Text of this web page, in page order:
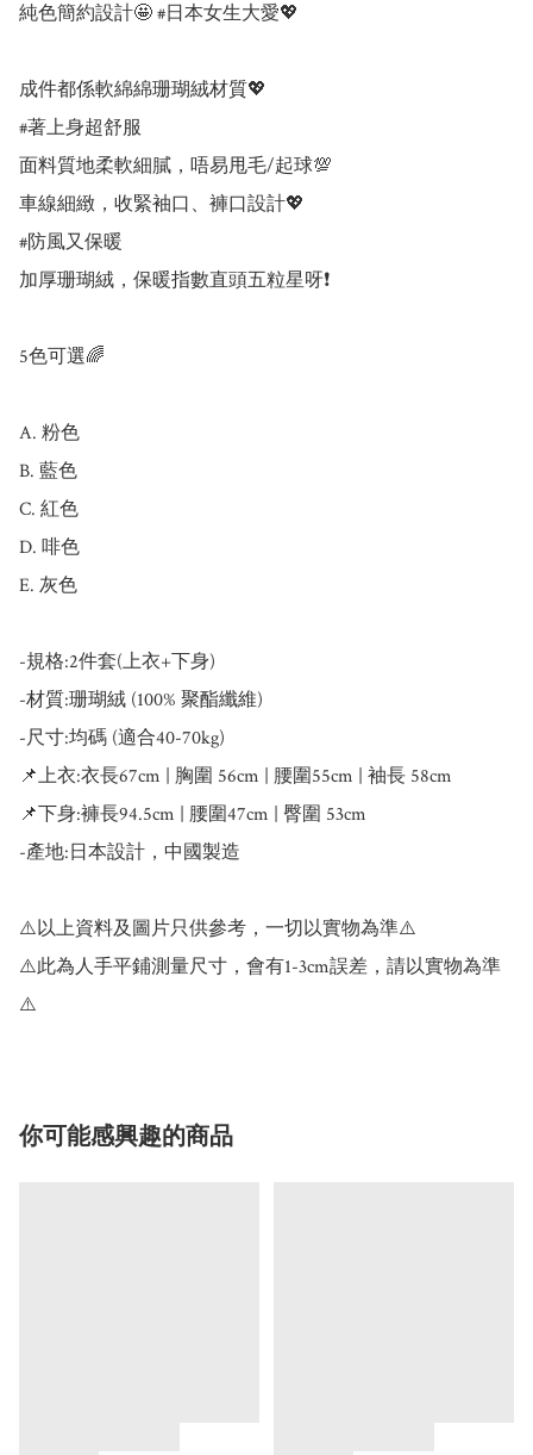
純色簡約設計🤩 #日本女生大愛💖
成件都係軟綿綿珊瑚絨材質💖
#著上身超舒服
面料質地柔軟細膩，唔易甩毛/起球💯
車線細緻，收緊袖口、褲口設計💖
#防風又保暖
加厚珊瑚絨，保暖指數直頭五粒星呀❗
5色可選🌈
A. 粉色
B. 藍色
C. 紅色
D. 啡色
E. 灰色
-規格:2件套(上衣+下身)
-材質:珊瑚絨 (100% 聚酯纖維)
-尺寸:均碼 (適合40-70kg)
📌上衣:衣長67cm | 胸圍 56cm | 腰圍55cm | 袖長 58cm
📌下身:褲長94.5cm | 腰圍47cm | 臀圍 53cm
-產地:日本設計，中國製造
⚠️以上資料及圖片只供參考，一切以實物為準⚠️
⚠️此為人手平鋪測量尺寸，會有1-3cm誤差，請以實物為準
⚠️
你可能感興趣的商品